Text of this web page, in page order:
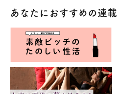
あなたにおすすめの連載